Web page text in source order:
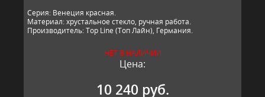
Серия: Венеция красная.
Материал: хрустальное стекло, ручная работа.
Производитель: Top Line (Топ Лайн), Германия.
НЕТ В НАЛИЧИИ
Цена:
10 240 руб.